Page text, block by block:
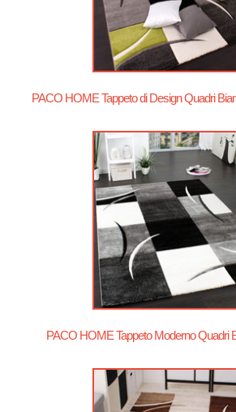
PACO HOME Tappeto di Design Quadri
PACO HOME Tappeto Moderno Quadri